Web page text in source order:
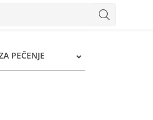
PEČENJE